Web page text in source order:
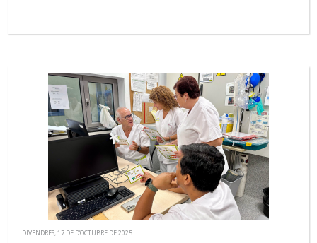
DIVENDRES, 17 DE D’OCTUBRE DE 2025